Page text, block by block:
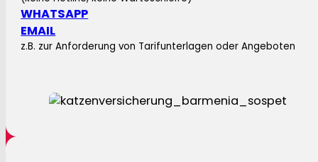
WHATSAPP
EMAIL
z.B. zur Anforderung von Tarifunterlagen oder Angeboten